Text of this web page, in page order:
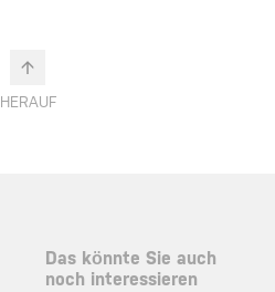
HERAUF
Das könnte Sie auch
noch interessieren